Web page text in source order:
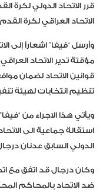
قرر الاتحاد الدولي لكرة
الاتحاد العراقي لكرة القدم
وأرسل “فيفا” اشعاراً إلى
قوانين الاتحاد لضمان
تنظيم انتخابات لهيئة
ويأتي هذا الاجراء من
استقالة جماعية الى
الدولي السابق عدنان
وكان درجال قد اتفق مع
ضد الاتحاد بالمحاكم